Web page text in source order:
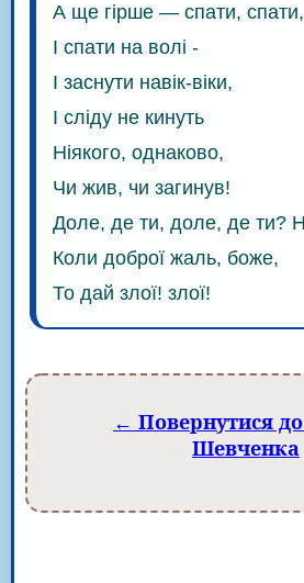
А ще гірше — спати, спати,
І спати на волі -
І заснути навік-віки,
I сліду не кинуть
Ніякого, однаково,
Чи жив, чи загинув!
Доле, де ти, доле, де ти?
Коли доброї жаль, боже,
То дай злої! злої!
← Повернутися
Шевченка